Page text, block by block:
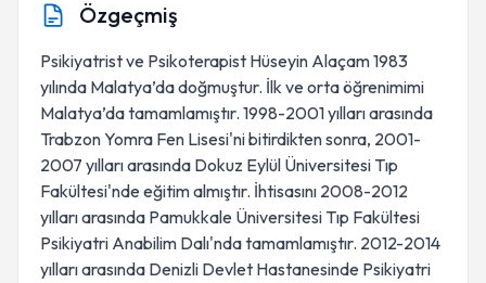
Özgeçmiş
Psikiyatrist ve Psikoterapist Hüseyin Alaçam 1983
yılında Malatya’da doğmuştur. İlk ve orta öğrenimimi
Malatya’da tamamlamıştır. 1998-2001 yılları arasında
Trabzon Yomra Fen Lisesi'ni bitirdikten sonra, 2001-
2007 yılları arasında Dokuz Eylül Üniversitesi Tıp
Fakültesi'nde eğitim almıştır. İhtisasını 2008-2012
yılları arasında Pamukkale Üniversitesi Tıp Fakültesi
Psikiyatri Anabilim Dalı'nda tamamlamıştır. 2012-2014
yılları arasında Denizli Devlet Hastanesinde Psikiyatri